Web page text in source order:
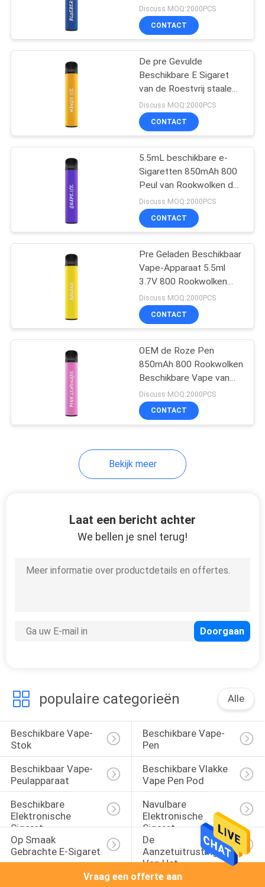
Beschikbare Peul 5.5ml
van 850mAh
Discuss MOQ:2000PCS
CONTACT
De pre Gevulde
Beschikbare E Sigaret
van de Roestvrij staale
Sigaret 850mAh
Discuss MOQ:2000PCS
CONTACT
5.5mL beschikbare e-
Sigaretten 850mAh 800
Peul van Rookwolken de
Beschikbare Vape
Discuss MOQ:2000PCS
CONTACT
Pre Geladen Beschikbaar
Vape-Apparaat 5.5ml
3.7V 800 Rookwolken
Elektronische Sigaretten
Discuss MOQ:2000PCS
CONTACT
OEM de Roze Pen
850mAh 800 Rookwolken
Beschikbare Vape van
Verstuivervape
Discuss MOQ:2000PCS
CONTACT
Bekijk meer
Laat een bericht achter
We bellen je snel terug!
populaire categorieën Alle
Beschikbare Vape-
Stok
Beschikbare Vape-
Pen
Beschikbaar Vape-
Peulapparaat
Beschikbare Vlakke
Vape Pen Pod
Beschikbare
Elektronische
Sigaret
Navulbare
Elektronische
Sigaret
Op Smaak
Gebrachte E-Sigaret
De
Aanzetuitrustingen
Van Het
Peulsysteem
Vraag een offerte aan